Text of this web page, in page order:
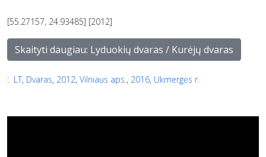
[55.27157, 24.93485] [2012]
Skaityti daugiau: Lyduokių dvaras / Kurėjų dvaras
: LT, Dvaras, 2012, Vilniaus aps. , 2016, Ukmergės r.